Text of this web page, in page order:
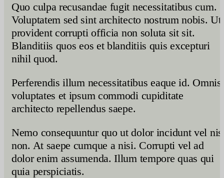
Quo culpa recusandae fugit necessitatibus cum.
Voluptatem sed sint architecto nostrum nobis. Ut
provident corrupti officia non soluta sit sit.
Blanditiis quos eos et blanditiis quis excepturi
nihil quod.
Perferendis illum necessitatibus eaque id. Omnis
voluptates et ipsum commodi cupiditate
architecto repellendus saepe.
Nemo consequuntur quo ut dolor incidunt vel
non. At saepe cumque a nisi. Corrupti vel ad
dolor enim assumenda. Illum tempore quas qui
quia perspiciatis.